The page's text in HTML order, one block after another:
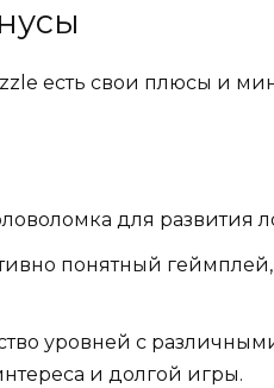
есть свои плюсы и
для развития
понятный
уровней с
и долгой игры.